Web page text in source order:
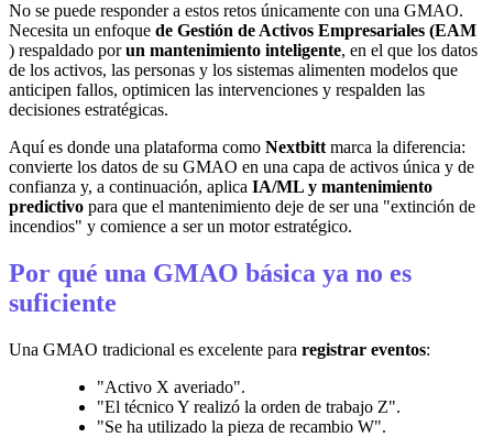
No se puede responder a estos retos únicamente con una GMAO.
Necesita un enfoque de Gestión de Activos Empresariales (EAM
) respaldado porun mantenimiento inteligente, en el que los datos
de los activos, las personas y los sistemas alimenten modelos que
anticipen fallos, optimicen las intervenciones y respalden las
decisiones estratégicas.
Aquí es donde una plataforma como Nextbitt marca la diferencia:
convierte los datos de su GMAO en una capa de activos única y de
confianza y, a continuación, aplica IA/ML y mantenimiento
predictivo para que el mantenimiento deje de ser una "extinción de
incendios" y comience a ser un motor estratégico.
Por qué una GMAO básica ya no es
suficiente
Una GMAO tradicional es excelente para registrar eventos:
"Activo X averiado".
"El técnico Y realizó la orden de trabajo Z".
"Se ha utilizado la pieza de recambio W".